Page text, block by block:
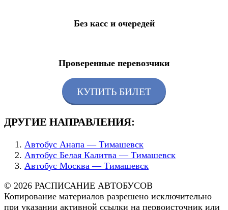
Без касс и очередей
Проверенные перевозчики
КУПИТЬ БИЛЕТ
ДРУГИЕ НАПРАВЛЕНИЯ:
Автобус Анапа — Тимашевск
Автобус Белая Калитва — Тимашевск
Автобус Москва — Тимашевск
© 2026 РАСПИСАНИЕ АВТОБУСОВ
Копирование материалов разрешено исключительно
при указании активной ссылки на первоисточник или